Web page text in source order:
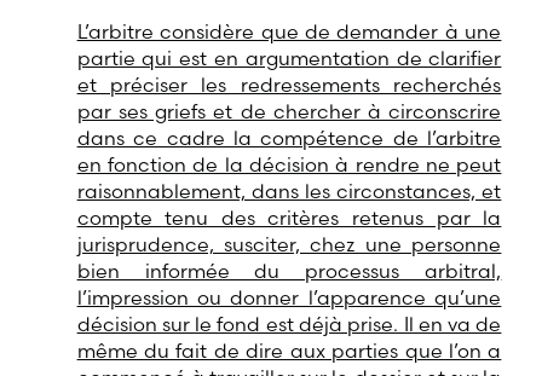
L’arbitre considère que de demander à une
partie qui est en argumentation de clarifier
et préciser les redressements recherchés
par ses griefs et de chercher à circonscrire
dans ce cadre la compétence de l’arbitre
en fonction de la décision à rendre ne peut
raisonnablement, dans les circonstances, et
compte tenu des critères retenus par la
jurisprudence, susciter, chez une personne
bien informée du processus arbitral,
l’impression ou donner l’apparence qu’une
décision sur le fond est déjà prise. Il en va de
même du fait de dire aux parties que l’on a